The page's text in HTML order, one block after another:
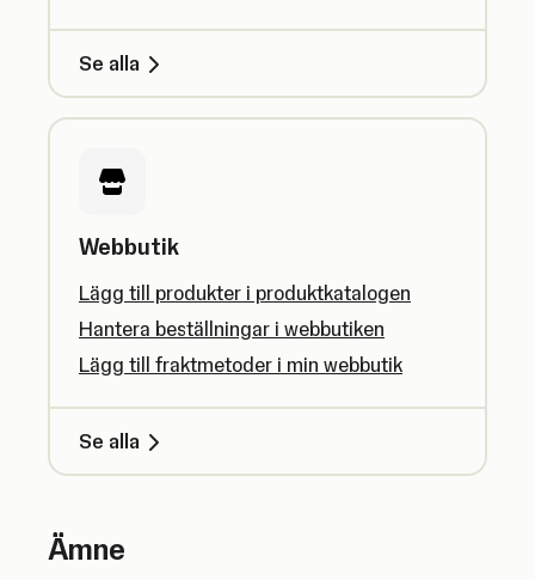
Se alla
Webbutik
Lägg till produkter i produktkatalogen
Hantera beställningar i webbutiken
Lägg till fraktmetoder i min webbutik
Se alla
Ämne